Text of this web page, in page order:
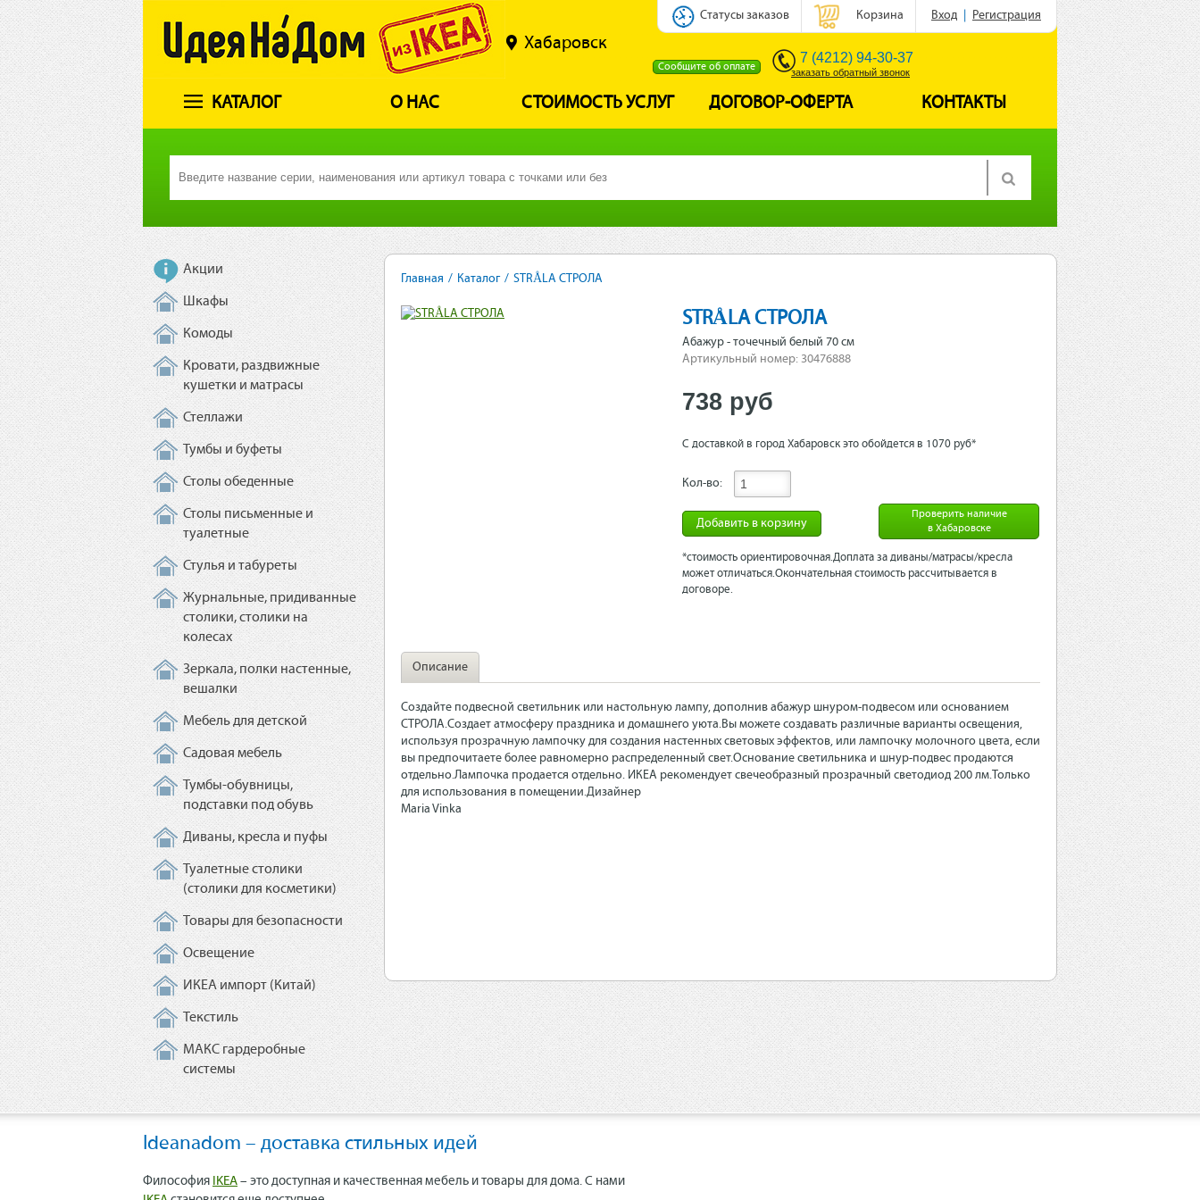
Сообщите об оплате
7 (4212) 94-30-37
заказать обратный звонок
Хабаровск
Статусы заказов Корзина Вход Регистрация
КАТАЛОГ О НАС СТОИМОСТЬ УСЛУГ ДОГОВОР-ОФЕРТА КОНТАКТЫ
Акции
Шкафы
Комоды
Кровати, раздвижные
кушетки и матрасы
Стеллажи
Тумбы и буфеты
Столы обеденные
Столы письменные и
туалетные
Стулья и табуреты
Журнальные, придиванные
столики, столики на
колесах
Зеркала, полки настенные,
вешалки
Мебель для детской
Садовая мебель
Тумбы-обувницы,
подставки под обувь
Диваны, кресла и пуфы
Туалетные столики
(столики для косметики)
Товары для безопасности
Освещение
ИКЕА импорт (Китай)
Текстиль
МАКС гардеробные
системы
Главная / Каталог / STRÅLA СТРОЛА
STRÅLA СТРОЛА
Абажур - точечный белый 70 см
Артикульный номер: 30476888
738 рyб
С доставкой в город Хабаровск это обойдется в 1070 рyб*
Кол-во:
Проверить наличие
в Хабаровске
Добавить в корзину
*стоимость ориентировочная.Доплата за диваны/матрасы/кресла
может отличаться.Окончательная стоимость рассчитывается в
договоре.
Описание
Создайте подвесной светильник или настольную лампу, дополнив абажур шнуром-подвесом или основанием
СТРОЛА.Создает атмосферу праздника и домашнего уюта.Вы можете создавать различные варианты освещения,
используя прозрачную лампочку для создания настенных световых эффектов, или лампочку молочного цвета, если
вы предпочитаете более равномерно распределенный свет.Основание светильника и шнур-подвес продаются
отдельно.Лампочка продается отдельно. ИКЕА рекомендует свечеобразный прозрачный светодиод 200 лм.Только
для использования в помещении.Дизайнер
Maria Vinka
Ideanadom – доставка стильных идей
Философия IKEA – это доступная и качественная мебель и товары для дома. С нами